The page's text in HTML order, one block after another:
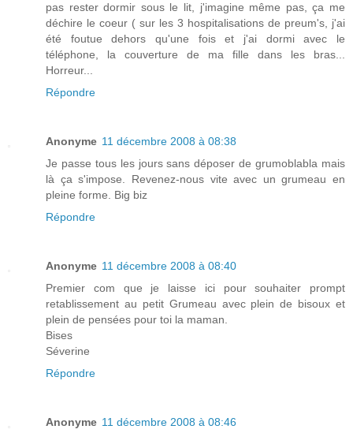
pas rester dormir sous le lit, j'imagine même pas, ça me
déchire le coeur ( sur les 3 hospitalisations de preum's, j'ai
été foutue dehors qu'une fois et j'ai dormi avec le
téléphone, la couverture de ma fille dans les bras...
Horreur...
Répondre
Anonyme 11 décembre 2008 à 08:38
Je passe tous les jours sans déposer de grumoblabla mais
là ça s'impose. Revenez-nous vite avec un grumeau en
pleine forme. Big biz
Répondre
Anonyme 11 décembre 2008 à 08:40
Premier com que je laisse ici pour souhaiter prompt
retablissement au petit Grumeau avec plein de bisoux et
plein de pensées pour toi la maman.
Bises
Séverine
Répondre
Anonyme 11 décembre 2008 à 08:46